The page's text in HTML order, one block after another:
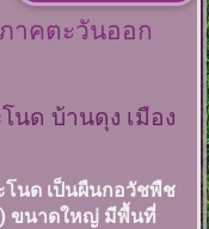
าคตะวันออก
นด บ้านดุง เมือง
โนด เป็นผืนกอวัชพืช
ขนาดใหญ่ มีพื้นที่